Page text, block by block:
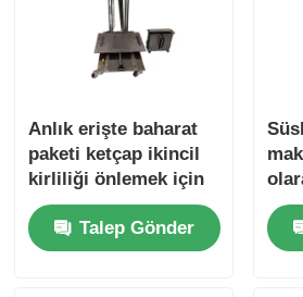
Anlık erişte baharat
paketi ketçap ikincil
kirliliği önlemek için
otomatik torba yığma
makinesiTalep Gönder